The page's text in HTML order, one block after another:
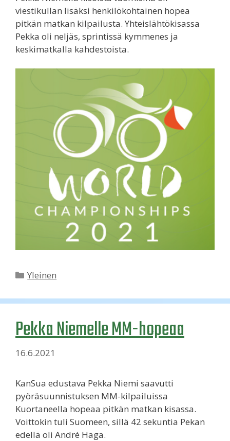
viestikullan lisäksi henkilökohtainen hopea
pitkän matkan kilpailusta. Yhteislähtökisassa
Pekka oli neljäs, sprintissä kymmenes ja
keskimatkalla kahdestoista.
Kategoriat
Yleinen
Pekka Niemelle MM-hopeaa
16.6.2021
KanSua edustava Pekka Niemi saavutti
pyöräsuunnistuksen MM-kilpailuissa
Kuortaneella hopeaa pitkän matkan kisassa.
Voittokin tuli Suomeen, sillä 42 sekuntia Pekan
edellä oli André Haga.